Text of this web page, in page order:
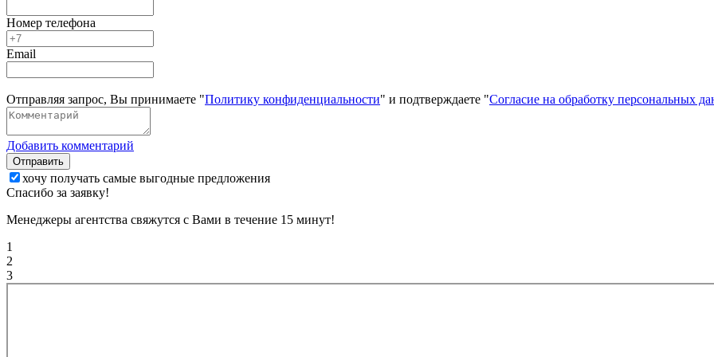
Номер телефона
Email
Отправляя запрос, Вы принимаете "Политику конфиденциальности" и подтверждаете "Согласие на обработку персональных
Добавить комментарий
Отправить
хочу получать самые выгодные предложения
Спасибо за заявку!
Менеджеры агентства свяжутся с Вами в течение 15 минут!
1
2
3